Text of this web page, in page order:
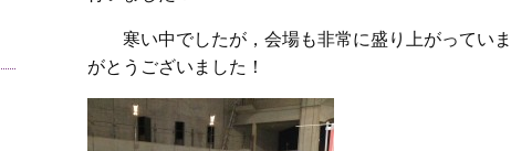
寒い中でしたが，会場も非常に盛り上がってい
がとうございました！